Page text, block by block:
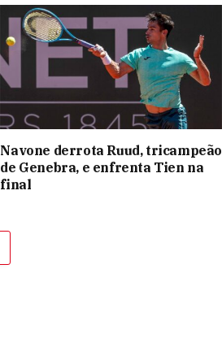
Navone derrota Ruud, tricampeão
de Genebra, e enfrenta Tien na
final